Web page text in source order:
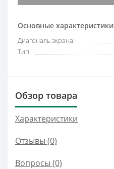
Основные характеристики
Диагональ экрана:
Тип:
Обзор товара
Характеристики
Отзывы (0)
Вопросы (0)